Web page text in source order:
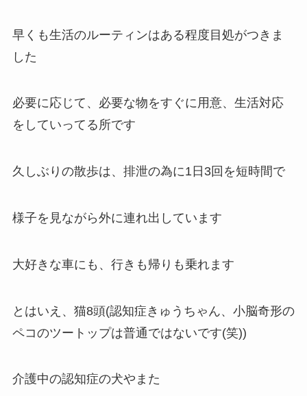
早くも生活のルーティンはある程度目処がつきま
した
必要に応じて、必要な物をすぐに用意、生活対応
をしていってる所です
久しぶりの散歩は、排泄の為に1日3回を短時間で
様子を見ながら外に連れ出しています
大好きな車にも、行きも帰りも乗れます
とはいえ、猫8頭(認知症きゅうちゃん、小脳奇形の
ペコのツートップは普通ではないです(笑))
介護中の認知症の犬やまた